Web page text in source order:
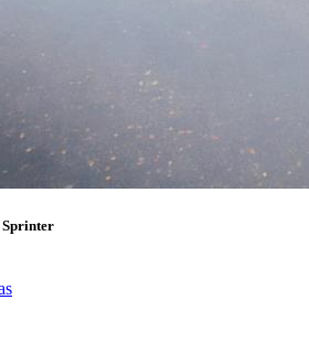
Sprinter